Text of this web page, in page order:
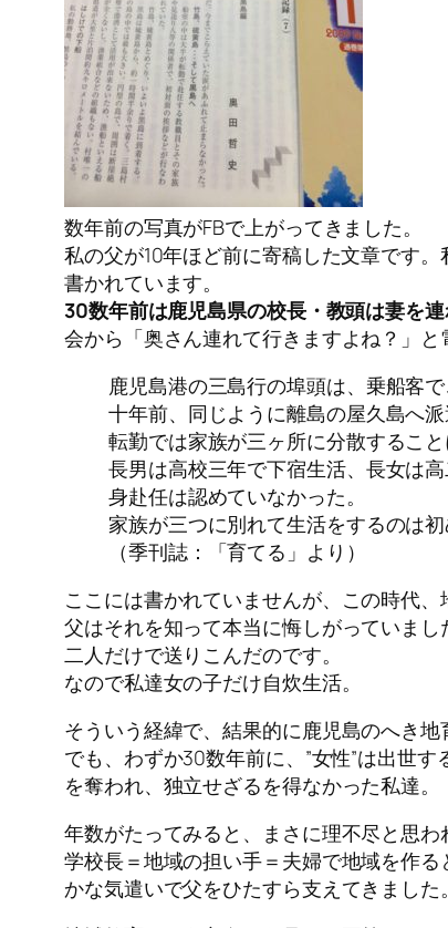
数年前の写真がFBで上がってきました。
私の父が10年ほど前に寄稿した文章です
書かれています。
30数年前は鹿児島県の校長・教頭は妻を
会から「奥さん連れて行きますよね？」と
鹿児島港の三島行の埠頭は、乗船客
十年前、同じように離島の屋久島へ
転勤では家族が三ヶ所に分散すること
長男は高校三年で下宿生活、長女は
身赴任は認めていなかった。
家族が三つに別れて生活をするのは
（季刊誌：「育てる」より）
ここには書かれていませんが、この時代
父はそれを知って本当に悔しがっていま
二人だけで送りこんだのです。
なので私達女の子だけ自炊生活。
そういう経緯で、結果的に鹿児島のへき地
でも、わずか30数年前に、”女性”は出世
を奪われ、独立せざるを得なかった私達。
年数がたってみると、まさに理不尽と思
学校長＝地域の担い手＝夫婦で地域を作
かな気遣いで父をひたすら支えてきました。